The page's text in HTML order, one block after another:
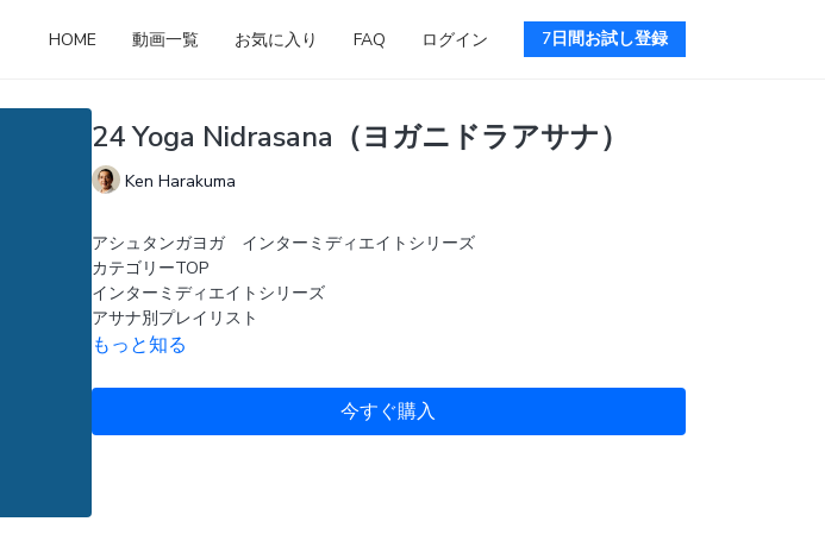
HOME 動画一覧 お気に入り FAQ ログイン 7日間お試し登録
24 Yoga Nidrasana（ヨガニドラアサナ）
Ken Harakuma
アシュタンガヨガ インターミディエイトシリーズ
カテゴリーTOP
インターミディエイトシリーズ
アサナ別プレイリスト
もっと知る
今すぐ購入